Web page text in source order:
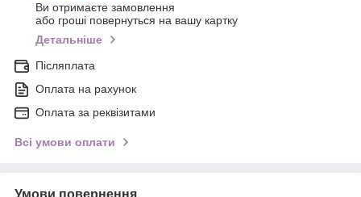
Ви отримаєте замовлення
або гроші повернуться на вашу картку
Детальніше
Післяплата
Оплата на рахунок
Оплата за реквізитами
Всі умови оплати